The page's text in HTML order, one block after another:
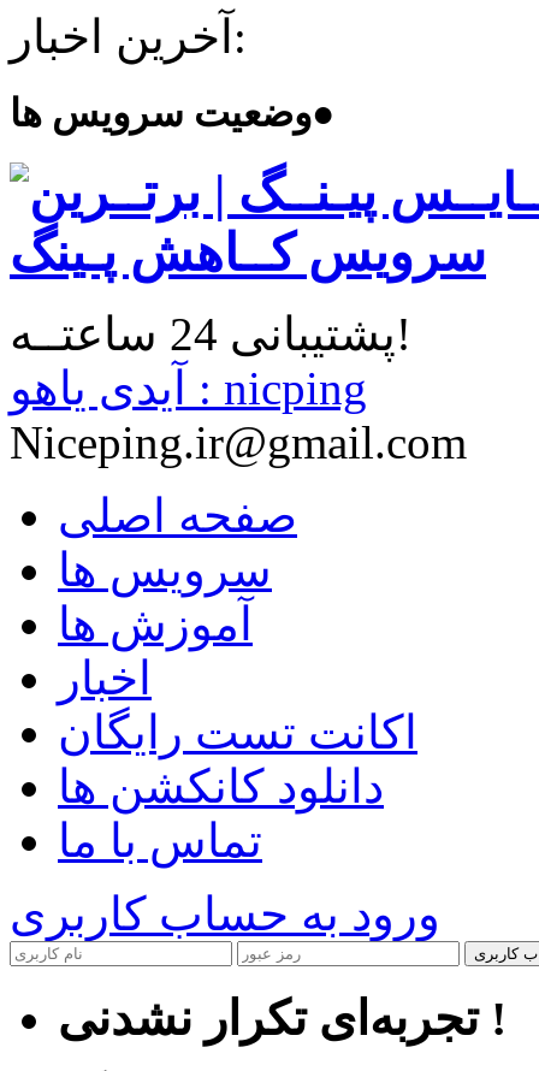
آخرین اخبار:
وضعیت سرویس ها●
پشتیبانی 24 ساعتــه!
آیدی یاهو : nicping
Niceping.ir@gmail.com
صفحه اصلی
سرویس ها
آموزش ها
اخبار
اکانت تست رایگان
دانلود کانکشن ها
تماس با ما
ورود به حساب کاربری
کاربری
تجربه‌ای تکرار نشدنی !